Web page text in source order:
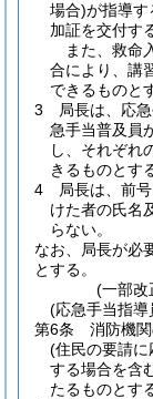
場合)が指導す
加証を交付す
また、救命
合により、講
できるものと
3
局長は、応
急手当普及員
し、それぞれ
きるものとす
4
局長は、前
けた者の氏名
らない。
なお、局長が必
とする。
(一部改
(応急手当指導
第6条
消防機
(住民の要請
する場合を含
たるものとす